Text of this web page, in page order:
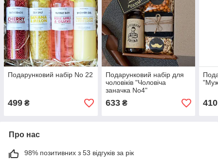
Подарунковий набір No 22
499 ₴
Подарунковий набір для
чоловіків "Чоловіча
заначка No4"
633₴ 410
Про нас
98% позитивних з 53 відгуків за рік